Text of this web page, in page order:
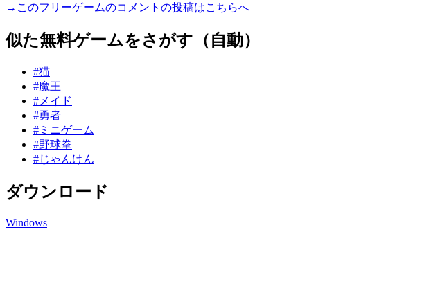
→このフリーゲームのコメントの投稿はこちらへ
似た無料ゲームをさがす（自動）
#猫
#魔王
#メイド
#勇者
#ミニゲーム
#野球拳
#じゃんけん
ダウンロード
Windows